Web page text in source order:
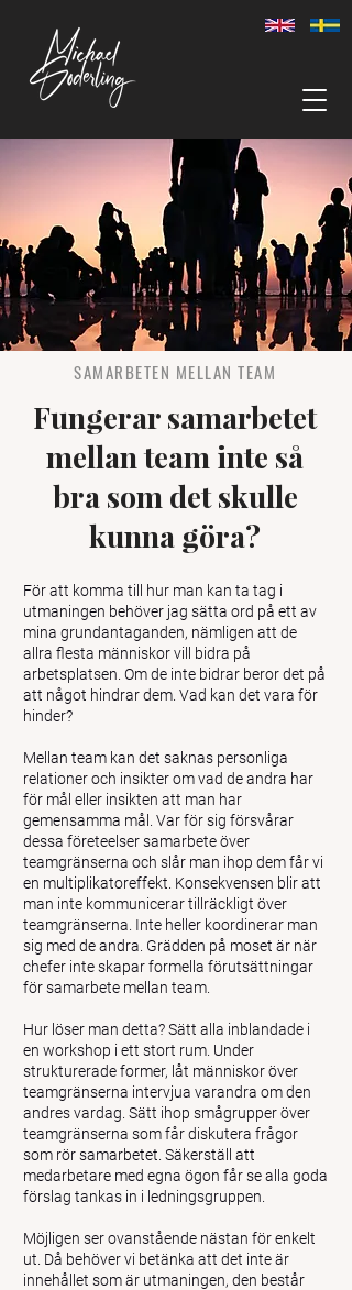
SAMARBETEN MELLAN TEAM
Fungerar samarbetet
mellan team inte så
bra som det skulle
kunna göra?
För att komma till hur man kan ta tag i
utmaningen behöver jag sätta ord på ett av
mina grundantaganden, nämligen att de
allra flesta människor vill bidra på
arbetsplatsen. Om de inte bidrar beror det på
att något hindrar dem. Vad kan det vara för
hinder?
Mellan team kan det saknas personliga
relationer och insikter om vad de andra har
för mål eller insikten att man har
gemensamma mål. Var för sig försvårar
dessa företeelser samarbete över
teamgränserna och slår man ihop dem får vi
en multiplikatoreffekt. Konsekvensen blir att
man inte kommunicerar tillräckligt över
teamgränserna. Inte heller koordinerar man
sig med de andra. Grädden på moset är när
chefer inte skapar formella förutsättningar
för samarbete mellan team.
Hur löser man detta? Sätt alla inblandade i
en workshop i ett stort rum. Under
strukturerade former, låt människor över
teamgränserna intervjua varandra om den
andres vardag. Sätt ihop smågrupper över
teamgränserna som får diskutera frågor
som rör samarbetet. Säkerställ att
medarbetare med egna ögon får se alla goda
förslag tankas in i ledningsgruppen.
Möjligen ser ovanstående nästan för enkelt
ut. Då behöver vi betänka att det inte är
innehållet som är utmaningen, den består